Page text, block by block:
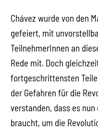
Chávez wurde von den
gefeiert, mit
TeilnehmerInnen an
Rede mit. Doch
fortgeschrittensten
der Gefahren für die
verstanden, dass es
braucht, um die